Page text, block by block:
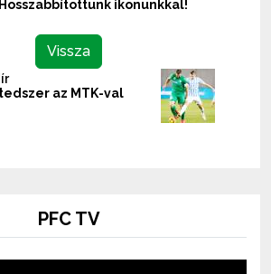
Hosszabbítottunk ikonunkkal!
Vissza
az MTK-val
PFC TV